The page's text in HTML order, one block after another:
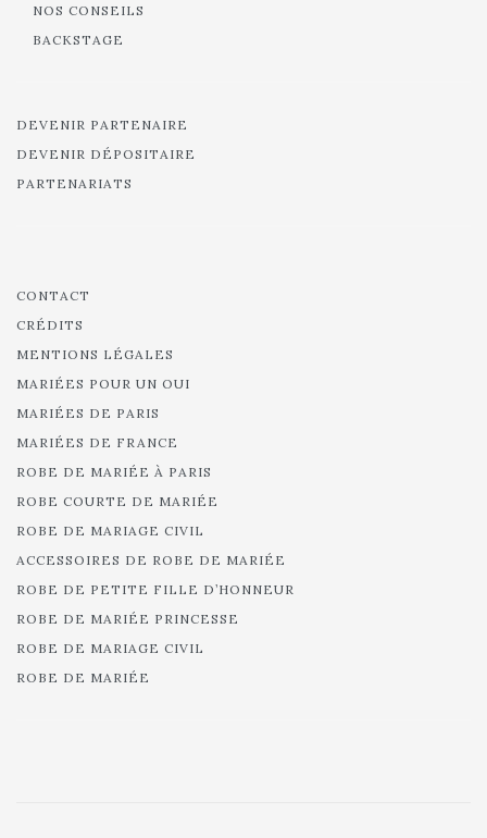
NOS CONSEILS
BACKSTAGE
DEVENIR PARTENAIRE
DEVENIR DÉPOSITAIRE
PARTENARIATS
CONTACT
CRÉDITS
MENTIONS LÉGALES
MARIÉES POUR UN OUI
MARIÉES DE PARIS
MARIÉES DE FRANCE
ROBE DE MARIÉE À PARIS
ROBE COURTE DE MARIÉE
ROBE DE MARIAGE CIVIL
ACCESSOIRES DE ROBE DE MARIÉE
ROBE DE PETITE FILLE D’HONNEUR
ROBE DE MARIÉE PRINCESSE
ROBE DE MARIAGE CIVIL
ROBE DE MARIÉE